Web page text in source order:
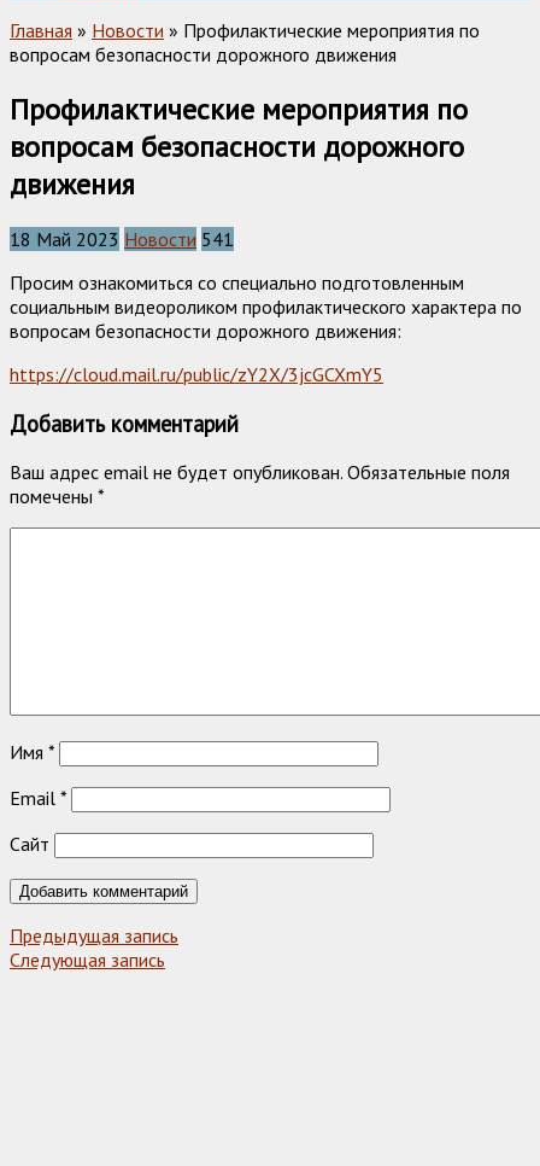
Главная » Новости » Профилактические мероприятия по
вопросам безопасности дорожного движения
Профилактические мероприятия по
вопросам безопасности дорожного
движения
18 Май 2023 Новости 541
Просим ознакомиться со специально подготовленным
социальным видеороликом профилактического характера по
вопросам безопасности дорожного движения:
https://cloud.mail.ru/public/zY2X/3jcGCXmY5
Добавить комментарий
Ваш адрес email не будет опубликован. Обязательные поля
помечены *
Имя *
Email *
Сайт
Предыдущая запись
Следующая запись